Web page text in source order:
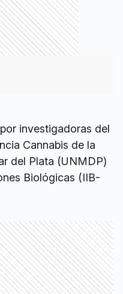
investigadoras del
Cannabis de la
del Plata (UNMDP)
Biológicas (IIB-